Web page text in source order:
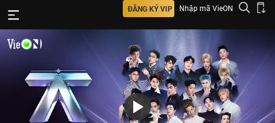
ĐĂNG KÝ VIP Nhập mã VieON